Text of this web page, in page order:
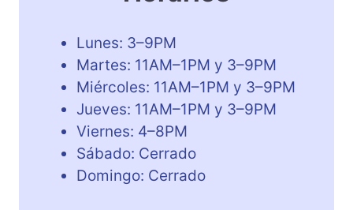
Lunes: 3–9PM
Martes: 11AM–1PM y 3–9PM
Miércoles: 11AM–1PM y 3–9PM
Jueves: 11AM–1PM y 3–9PM
Viernes: 4–8PM
Sábado: Cerrado
Domingo: Cerrado